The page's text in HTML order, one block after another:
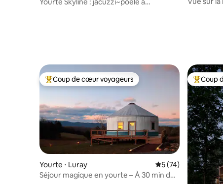
Coups de cœur voyageurs les plus appréciés
Coup de cœur voyageurs
Yourte ⋅ Luray Évaluation
5 (74)
Séjour magique en yourte – À 30 min du
Coups
Coup